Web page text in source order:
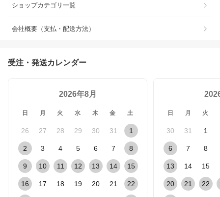
ショップカテゴリ一覧
会社概要（支払・配送方法）
受注・発送カレンダー
2026年8月
日 月 火 水 木 金 土
26 27 28 29 30 31 1
2 3 4 5 6 7 8
9 10 11 12 13 14 15
16 17 18 19 20 21 22
日 月 火
30 31 1
6 7 8
13 14 15
20 21 22